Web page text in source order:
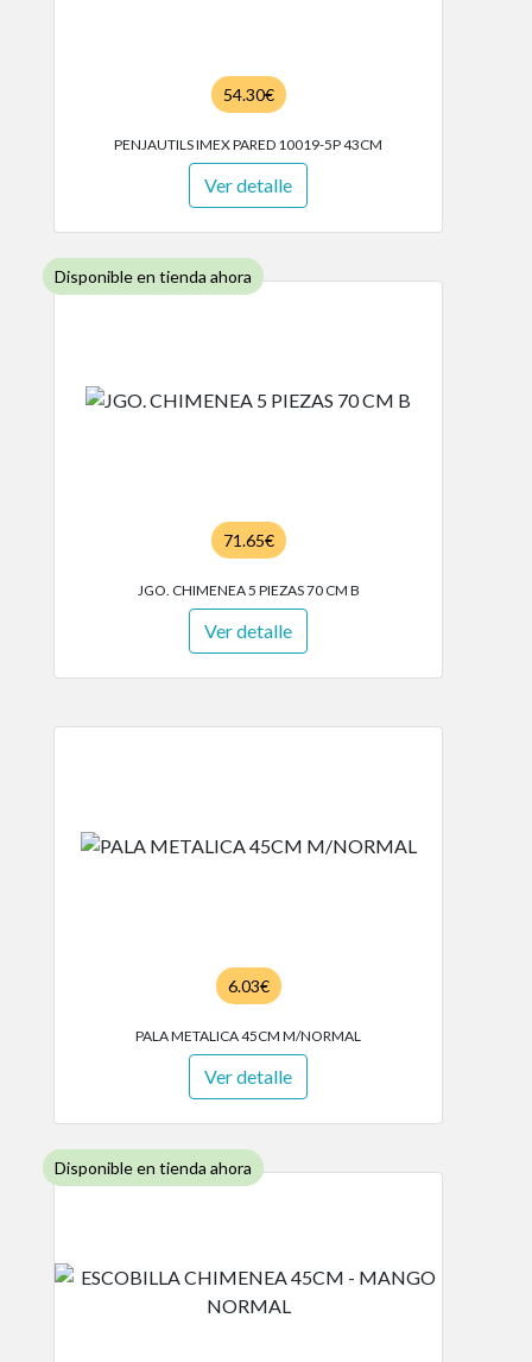
54.30€
PENJAUTILS IMEX PARED 10019-5P 43CM
Ver detalle
Disponible en tienda ahora
71.65€
JGO. CHIMENEA 5 PIEZAS 70 CM B
Ver detalle
6.03€
PALA METALICA 45CM M/NORMAL
Ver detalle
Disponible en tienda ahora